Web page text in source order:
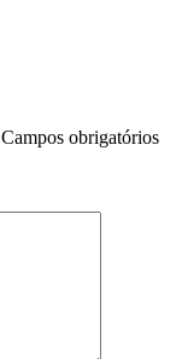
Campos obrigatórios